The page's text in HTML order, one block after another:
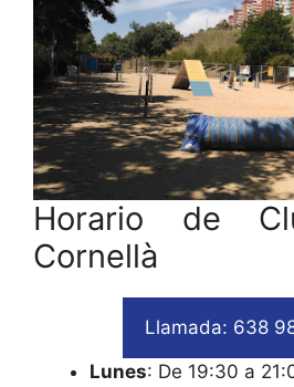
Horario de
Cornellà
Llamada: 638
Lunes: De 19:30 a